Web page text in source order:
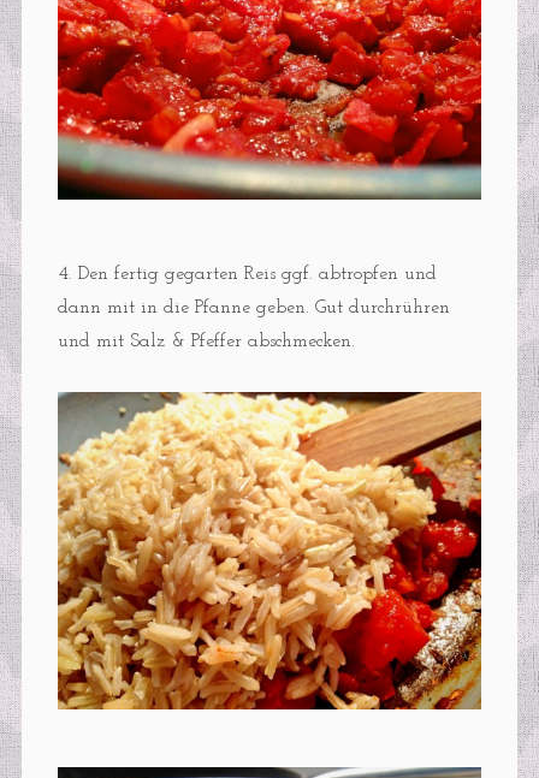
4. Den fertig gegarten Reis ggf. abtropfen und
dann mit in die Pfanne geben. Gut durchrühren
und mit Salz & Pfeffer abschmecken.